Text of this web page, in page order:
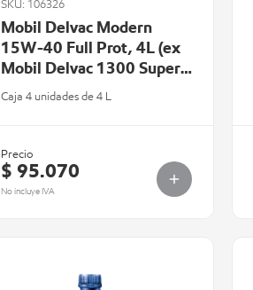
SKU: 106326
Mobil Delvac Modern
15W-40 Full Prot, 4L (ex
Mobil Delvac 1300 Super
15W-40)
Caja 4 unidades de 4 L
Precio
$ 95.070
No incluye IVA